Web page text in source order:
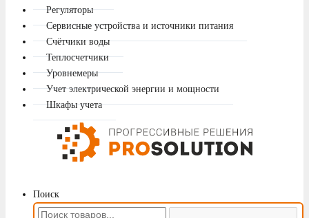
Регуляторы
Сервисные устройства и источники питания
Счётчики воды
Теплосчетчики
Уровнемеры
Учет электрической энергии и мощности
Шкафы учета
Поиск